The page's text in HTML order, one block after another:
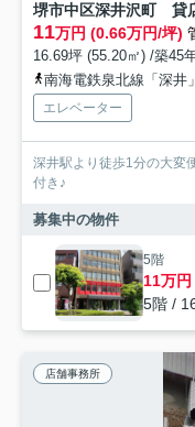
堺市中区深井沢町 貸
11万円 (0.66万円/坪)
16.69坪 (55.20㎡) /築45
南海電鉄泉北線「深井
エレベーター
深井駅より徒歩1分の大変
付き♪
募集中の物件
5階
11万
5階 /
店舗事務所